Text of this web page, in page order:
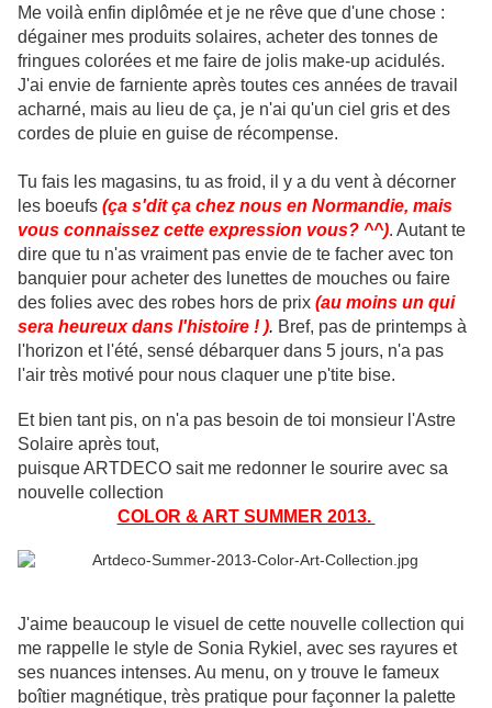
Me voilà enfin diplômée et je ne rêve que d'une chose :
dégainer mes produits solaires, acheter des tonnes de
fringues colorées et me faire de jolis make-up acidulés.
J'ai envie de farniente après toutes ces années de travail
acharné, mais au lieu de ça, je n'ai qu'un ciel gris et des
cordes de pluie en guise de récompense.
Tu fais les magasins, tu as froid, il y a du vent à décorner
les boeufs (ça s'dit ça chez nous en Normandie, mais
vous connaissez cette expression vous? ^^). Autant te
dire que tu n'as vraiment pas envie de te facher avec ton
banquier pour acheter des lunettes de mouches ou faire
des folies avec des robes hors de prix (au moins un qui
sera heureux dans l'histoire ! ). Bref, pas de printemps à
l'horizon et l'été, sensé débarquer dans 5 jours, n'a pas
l'air très motivé pour nous claquer une p'tite bise.
Et bien tant pis, on n'a pas besoin de toi monsieur l'Astre
Solaire après tout,
puisque ARTDECO sait me redonner le sourire avec sa
nouvelle collection
COLOR & ART SUMMER 2013.
J'aime beaucoup le visuel de cette nouvelle collection qui
me rappelle le style de Sonia Rykiel, avec ses rayures et
ses nuances intenses. Au menu, on y trouve le fameux
boîtier magnétique, très pratique pour façonner la palette